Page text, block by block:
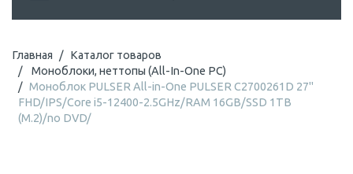
Главная
Каталог товаров
Моноблоки, неттопы (All-In-One PC)
Моноблок PULSER All-in-One PULSER C2700261D 27"
FHD/IPS/Core i5-12400-2.5GHz/RAM 16GB/SSD 1TB
(M.2)/no DVD/